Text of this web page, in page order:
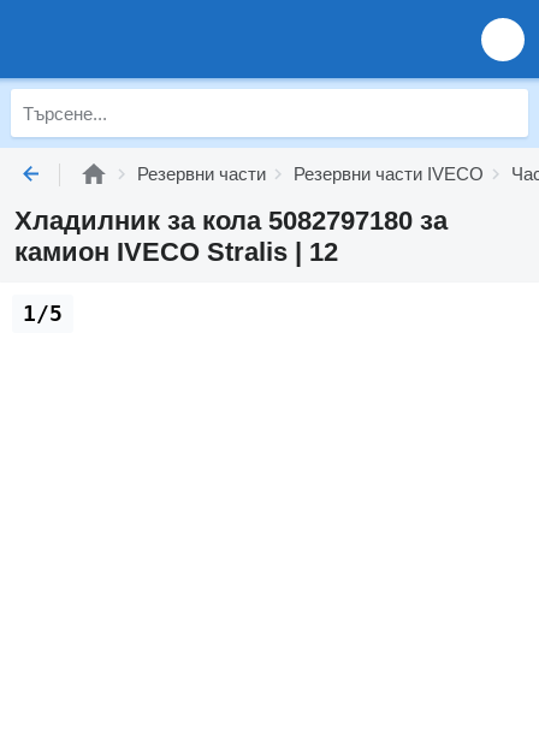
Резервни части Резервни части IVECO
Хладилник за кола 5082797180 за
камион IVECO Stralis | 12
1/5